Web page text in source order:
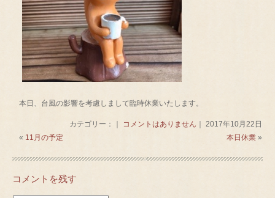
本日、台風の影響を考慮しまして臨時休業いたします。
カテゴリー：｜ コメントはありません ｜ 2017年10月22日
« 11月の予定 本日休業»
コメントを残す